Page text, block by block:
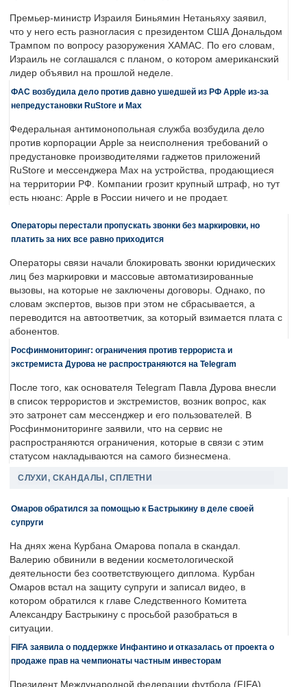
Премьер-министр Израиля Биньямин Нетаньяху заявил,
что у него есть разногласия с президентом США Дональдом
Трампом по вопросу разоружения ХАМАС. По его словам,
Израиль не соглашался с планом, о котором американский
лидер объявил на прошлой неделе.
ФАС возбудила дело против давно ушедшей из РФ Apple из-за
непредустановки RuStore и Max
Федеральная антимонопольная служба возбудила дело
против корпорации Apple за неисполнения требований о
предустановке производителями гаджетов приложений
RuStore и мессенджера Max на устройства, продающиеся
на территории РФ. Компании грозит крупный штраф, но тут
есть нюанс: Apple в России ничего и не продает.
Операторы перестали пропускать звонки без маркировки, но
платить за них все равно приходится
Операторы связи начали блокировать звонки юридических
лиц без маркировки и массовые автоматизированные
вызовы, на которые не заключены договоры. Однако, по
словам экспертов, вызов при этом не сбрасывается, а
переводится на автоответчик, за который взимается плата с
абонентов.
Росфинмониторинг: ограничения против террориста и
экстремиста Дурова не распространяются на Telegram
После того, как основателя Telegram Павла Дурова внесли
в список террористов и экстремистов, возник вопрос, как
это затронет сам мессенджер и его пользователей. В
Росфинмониторинге заявили, что на сервис не
распространяются ограничения, которые в связи с этим
статусом накладываются на самого бизнесмена.
СЛУХИ, СКАНДАЛЫ, СПЛЕТНИ
Омаров обратился за помощью к Бастрыкину в деле своей
супруги
На днях жена Курбана Омарова попала в скандал.
Валерию обвинили в ведении косметологической
деятельности без соответствующего диплома. Курбан
Омаров встал на защиту супруги и записал видео, в
котором обратился к главе Следственного Комитета
Александру Бастрыкину с просьбой разобраться в
ситуации.
FIFA заявила о поддержке Инфантино и отказалась от проекта о
продаже прав на чемпионаты частным инвесторам
Президент Международной федерации футбола (FIFA)